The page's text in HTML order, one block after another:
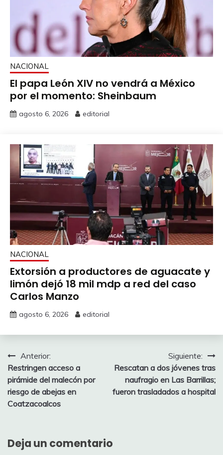
NACIONAL
El papa León XIV no vendrá a México
por el momento: Sheinbaum
agosto 6, 2026 editorial
NACIONAL
Extorsión a productores de aguacate y
limón dejó 18 mil mdp a red del caso
Carlos Manzo
agosto 6, 2026 editorial
Navegación
de
entradas
Anterior:
Restringen acceso a
pirámide del malecón por
riesgo de abejas en
Coatzacoalcos
Siguiente:
Rescatan a dos jóvenes tras
naufragio en Las Barrillas;
fueron trasladados a hospital
Deja un comentario